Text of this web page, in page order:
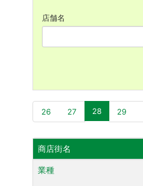
店舗名
26 27 28(現位置)
29